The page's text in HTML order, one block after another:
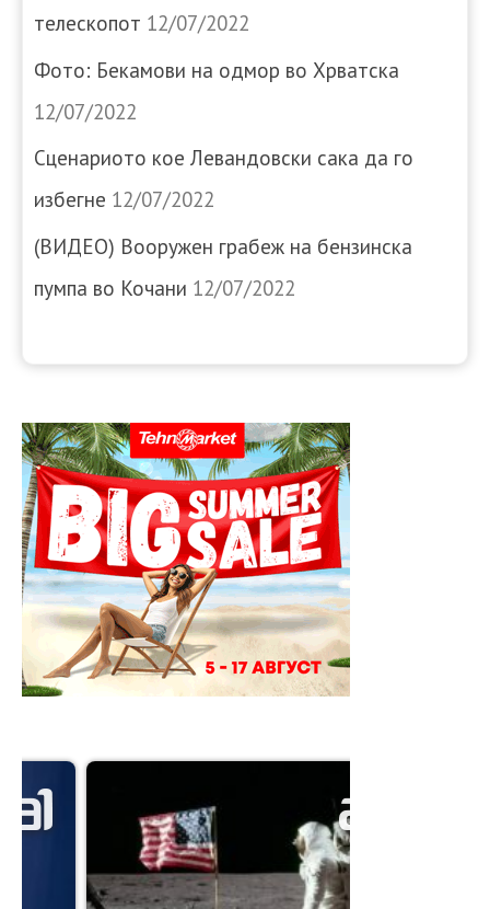
телескопот 12/07/2022
Фото: Бекамови на одмор во Хрватска
12/07/2022
Сценариото кое Левандовски сака да го
избегне 12/07/2022
(ВИДЕО) Вооружен грабеж на бензинска
пумпа во Кочани 12/07/2022